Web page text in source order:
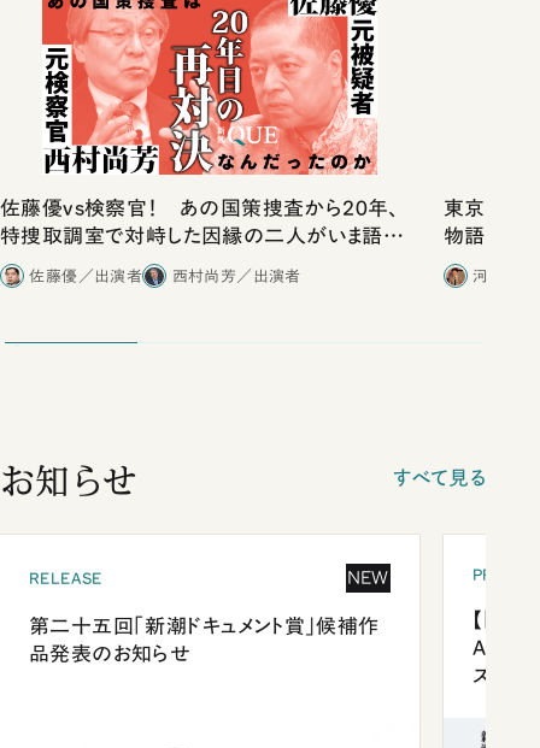
佐藤優vs検察官！ あの国策捜査から20年、
特捜取調室で対峙した因縁の二人がいま語り
合ったこと
佐藤優／出演者 西村尚芳／出演者
東京は都
物語」に
河野有
お知らせ すべて見る
RELEASE NEW
第二十五回「新潮ドキュメント賞」候補作
品発表のお知らせ
【「新
ズプレ